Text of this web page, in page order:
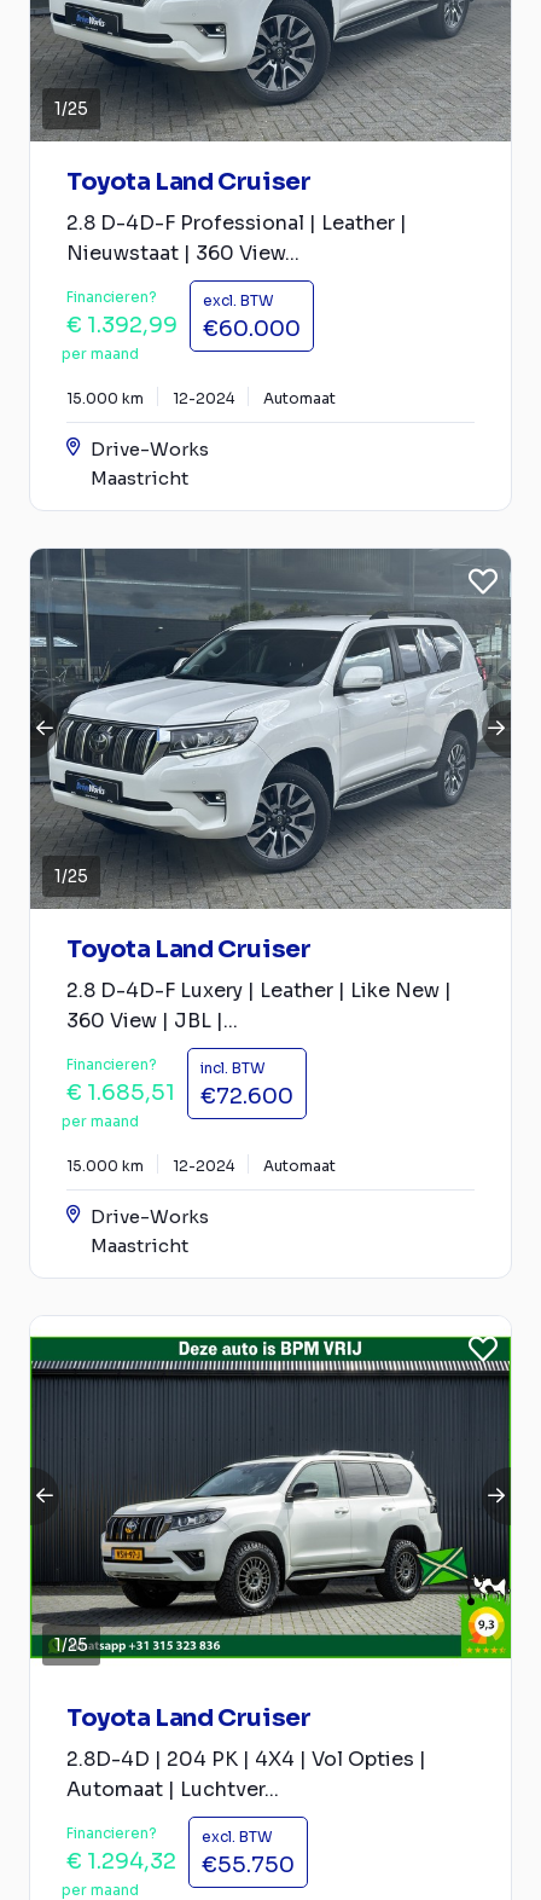
1/25
Toyota Land Cruiser
2.8 D-4D-F Professional | Leather |
Nieuwstaat | 360 View...
Financieren?
€ 1.392,99
per maand
excl. BTW
€60.000
15.000 km 12-2024 Automaat
Drive-Works
Maastricht
1/25
Toyota Land Cruiser
2.8 D-4D-F Luxery | Leather | Like New |
360 View | JBL |...
Financieren?
€ 1.685,51
per maand
incl. BTW
€72.600
15.000 km 12-2024 Automaat
Drive-Works
Maastricht
1/25
Toyota Land Cruiser
2.8D-4D | 204 PK | 4X4 | Vol Opties |
Automaat | Luchtver...
Financieren?
€ 1.294,32
per maand
excl. BTW
€55.750